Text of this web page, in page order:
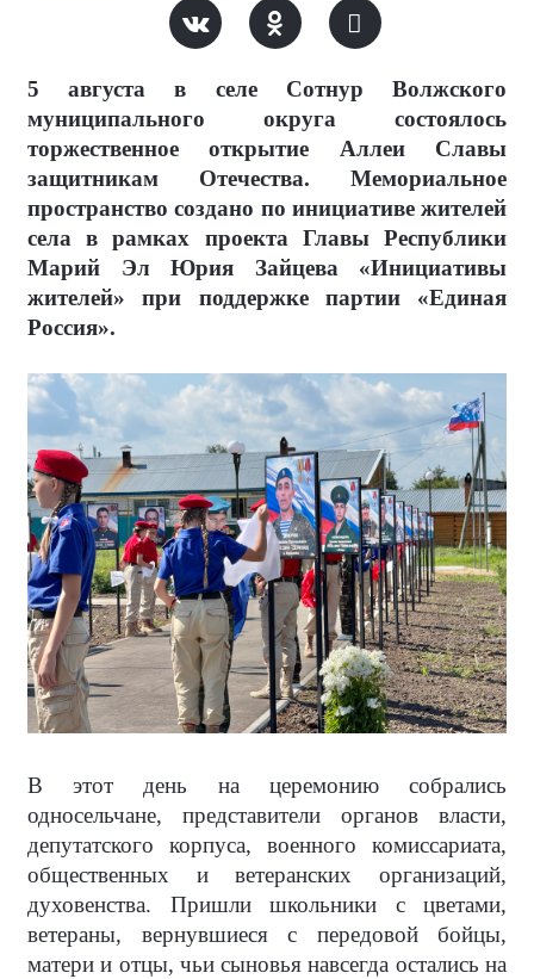
5 августа в селе Сотнур Волжского
муниципального округа состоялось
торжественное открытие Аллеи Славы
защитникам Отечества. Мемориальное
пространство создано по инициативе жителей
села в рамках проекта Главы Республики
Марий Эл Юрия Зайцева «Инициативы
жителей» при поддержке партии «Единая
Россия».
В этот день на церемонию собрались
односельчане, представители органов власти,
депутатского корпуса, военного комиссариата,
общественных и ветеранских организаций,
духовенства. Пришли школьники с цветами,
ветераны, вернувшиеся с передовой бойцы,
матери и отцы, чьи сыновья навсегда остались на